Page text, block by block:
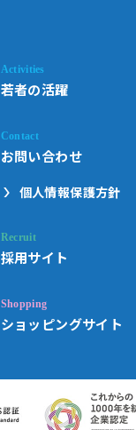
若者の活躍
お問い合わせ
個人情報保護方針
採用サイト
ショッピングサイト